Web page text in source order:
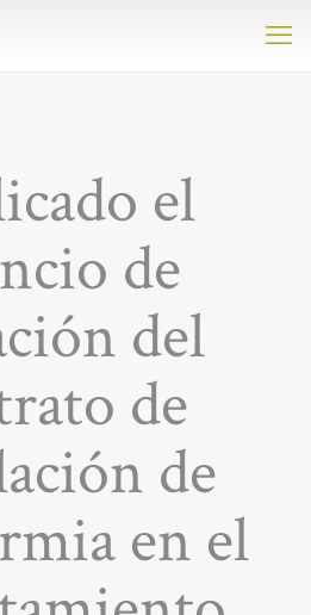
el
de
del
de
de
en el